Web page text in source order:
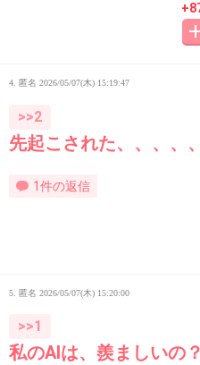
4. 匿名 2026/05/07(木) 15:19:47
>>2
先起こされた、、、、
1件の返信
5. 匿名 2026/05/07(木) 15:20:00
>>1
私のAIは、羨ましいの